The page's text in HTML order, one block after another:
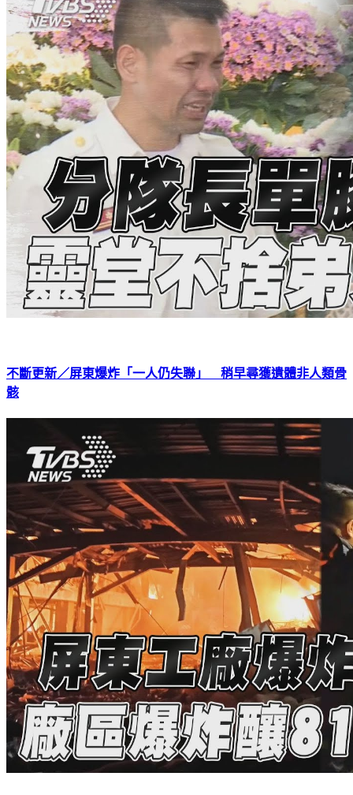
不斷更新／屏東爆炸「一人仍失聯」 稍早尋獲遺體非人類骨
骸